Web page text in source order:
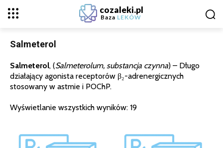
cozaleki.pl
Baza LEKÓW
Salmeterol
Salmeterol, (Salmeterolum, substancja czynna) – Długo
działający agonista receptorów β₂-adrenergicznych
stosowany w astmie i POChP.
Wyświetlanie wszystkich wyników: 19